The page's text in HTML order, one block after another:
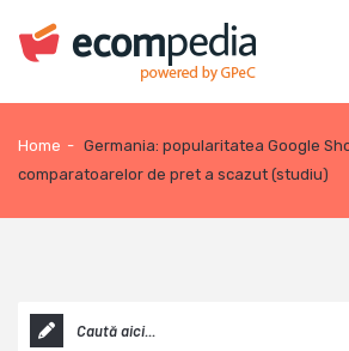
Home - Germania: popularitatea Google
comparatoarelor de pret a scazut (studiu)